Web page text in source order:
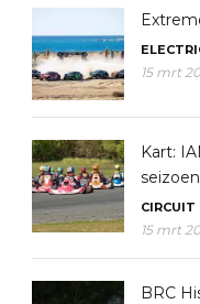
15 mrt
Kart:
seizoen
CIRCUIT
15 mrt
BRC